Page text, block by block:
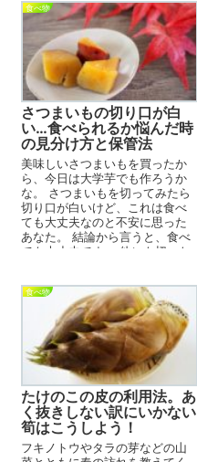
食べ物
さつまいもの切り口が白
い…食べられるか悩んだ時
の見分け方と保管法
美味しいさつまいもを買ったか
ら、今日は大学芋でも作ろうか
な。 さつまいもを切ってみたら
切り口が白いけど、これは食べ
ても大丈夫なのと不安に思った
あなた。 結論から言うと、食べ
ても大丈夫です。 他にも切った
食べ物
たけのこの皮の利用法。あ
く抜きしない訳にいかない
筍はこうしよう！
フキノトウやタラの芽などの山